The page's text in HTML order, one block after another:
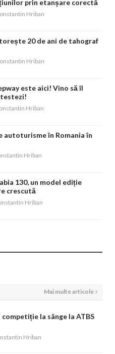
prin etanșare corectă
Hriban
20 de ani de tahograf
Hriban
este aici! Vino să îl
testezi!
Hriban
autoturisme în Romania în
Hriban
130, un model ediție
crescută
Hriban
Mai multe articole
la sânge la ATBS
Hriban